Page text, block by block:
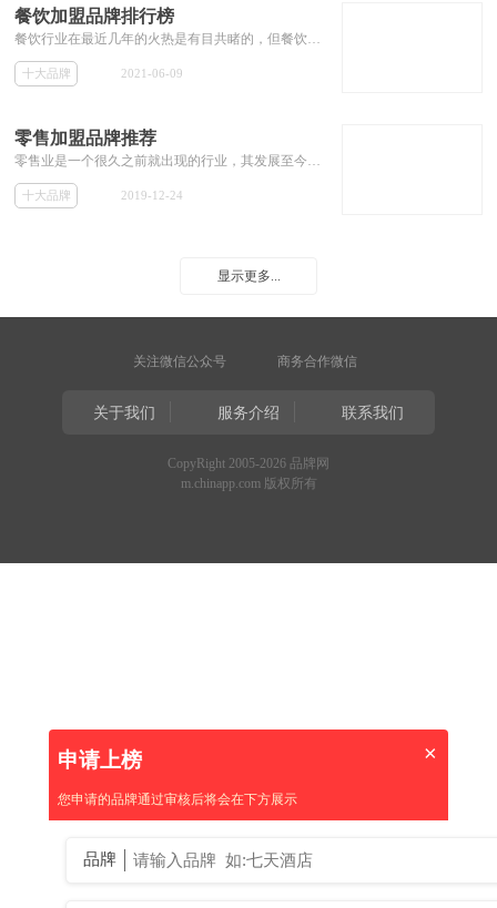
餐饮加盟品牌排行榜
餐饮行业在最近几年的火热是有目共睹的，但餐饮行业的激烈竞争也使得许多餐饮品牌不断倒下，由此可见加盟餐饮行业选对品牌非常关键。但餐饮行业品牌众多，使得许多初级投资者非常难分辨出哪个餐饮加盟品牌比较好。那么本专题就为那些对餐饮加盟品牌无从下手的投资者们，推荐餐饮行业不错的加盟品牌。
十大品牌 2021-06-09
零售加盟品牌推荐
零售业是一个很久之前就出现的行业，其发展至今，行业品牌众多，竞争可谓相当激烈， 这样使得小的零售品牌很难生存。那么选择一个好的零售品牌进行加盟也就变的非常重要。但许多投资者依然不知道零售店加盟哪个品牌好，那么本专题今天就为加盟商解决这些零售店加盟品牌，推荐一些大的零售加盟品牌，和其加盟费用等相关加盟信息。
十大品牌 2019-12-24
显示更多...
关注微信公众号 商务合作微信
关于我们 服务介绍 联系我们
CopyRight 2005-2026 品牌网
m.chinapp.com 版权所有
×
申请上榜
您申请的品牌通过审核后将会在下方展示
品牌